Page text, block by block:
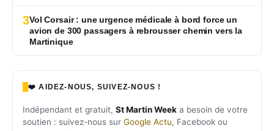
3Vol Corsair : une urgence médicale à bord force un
avion de 300 passagers à rebrousser chemin vers la
Martinique
❤️ AIDEZ-NOUS, SUIVEZ-NOUS !
Indépendant et gratuit, St Martin Week a besoin de votre
soutien : suivez-nous sur Google Actu, Facebook ou